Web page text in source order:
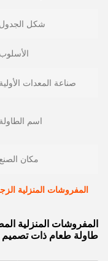
شكل
صناعة المعدات
اسم
مكان
المفروشات المنزلية
المفروشات المنزلية
طاولة طعام ذات